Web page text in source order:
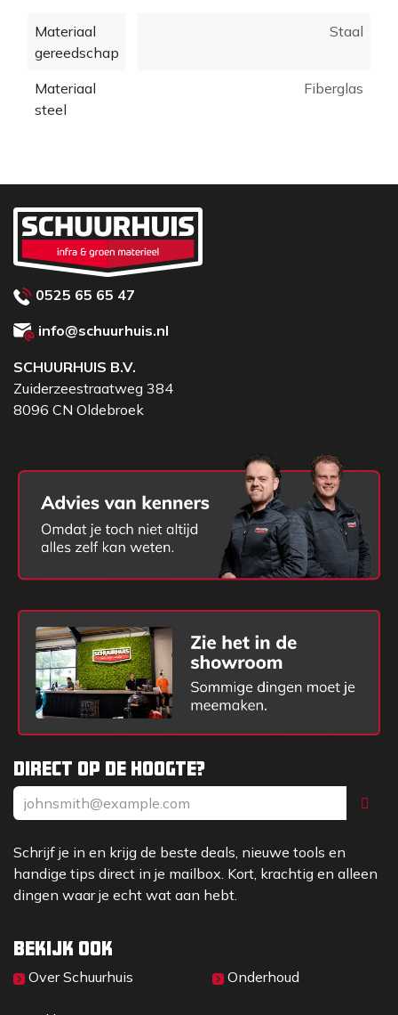
zo sterk is (sterker dan het blad), wordt er geen
garantie gegeven op breuk op het gemonteerde
Materiaal
gereedschap
Staal
Materiaal
steel
Fiberglas
Direct op de hoogte?
Schrijf je in en krijg de beste deals, nieuwe tools en
handige tips direct in je mailbox. Kort, krachtig en alleen
dingen waar je echt wat aan hebt.
Bekijk ook
Over Sc​huurhuis
Onderhoud
0525 65 65 47
info@schuurhuis.nl
SCHUURHUIS B.V.
Zuiderzeestraatweg 384
8096 CN Oldebroek